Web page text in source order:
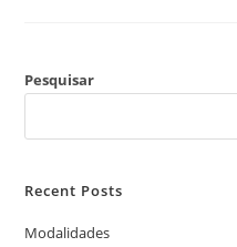
Pesquisar
Recent Posts
Modalidades